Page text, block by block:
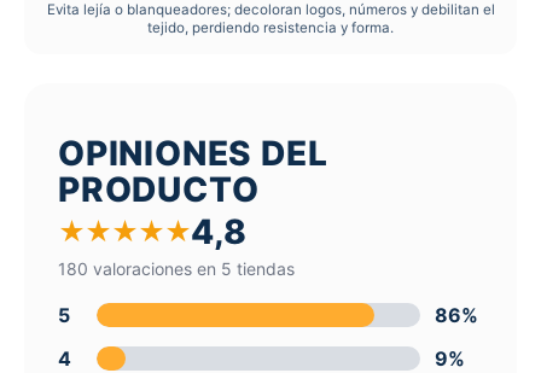
Evita lejía o blanqueadores; decoloran logos, números y debilitan el
tejido, perdiendo resistencia y forma.
OPINIONES DEL
PRODUCTO
★★★★★4,8
180 valoraciones en 5 tiendas
5
86%
4
9%